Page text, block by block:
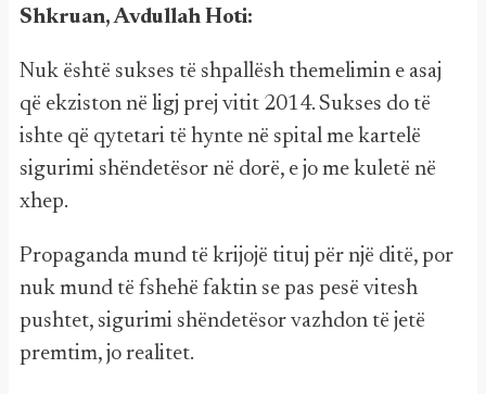
Shkruan, Avdullah Hoti:
Nuk është sukses të shpallësh themelimin e asaj
që ekziston në ligj prej vitit 2014. Sukses do të
ishte që qytetari të hynte në spital me kartelë
sigurimi shëndetësor në dorë, e jo me kuletë në
xhep.
Propaganda mund të krijojë tituj për një ditë, por
nuk mund të fshehë faktin se pas pesë vitesh
pushtet, sigurimi shëndetësor vazhdon të jetë
premtim, jo realitet.